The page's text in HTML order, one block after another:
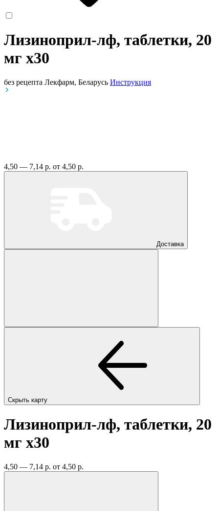
Лизиноприл-лф, таблетки, 20
мг x30
без рецепта Лекфарм, Беларусь Инструкция
4,50 — 7,14 р. от 4,50 р.
Доставка
Скрыть карту
Лизиноприл-лф, таблетки, 20
мг x30
4,50 — 7,14 р. от 4,50 р.